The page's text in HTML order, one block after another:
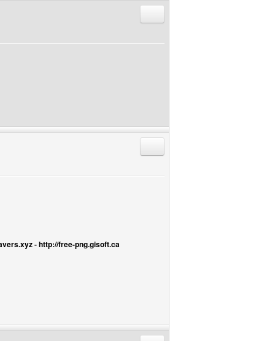
-http://free-png.gisoft.ca